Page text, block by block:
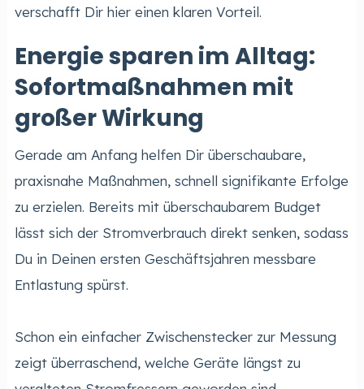
verschafft Dir hier einen klaren Vorteil.
Energie sparen im Alltag:
Sofortmaßnahmen mit
großer Wirkung
Gerade am Anfang helfen Dir überschaubare,
praxisnahe Maßnahmen, schnell signifikante Erfolge
zu erzielen. Bereits mit überschaubarem Budget
lässt sich der Stromverbrauch direkt senken, sodass
Du in Deinen ersten Geschäftsjahren messbare
Entlastung spürst.
Schon ein einfacher Zwischenstecker zur Messung
zeigt überraschend, welche Geräte längst zu